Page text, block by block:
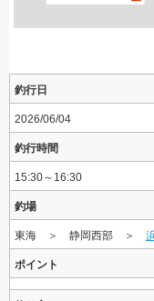
釣行日
2026/06/04
釣行時間
15:30～16:30
釣場
東海 ＞ 静岡西部 ＞
ポイント